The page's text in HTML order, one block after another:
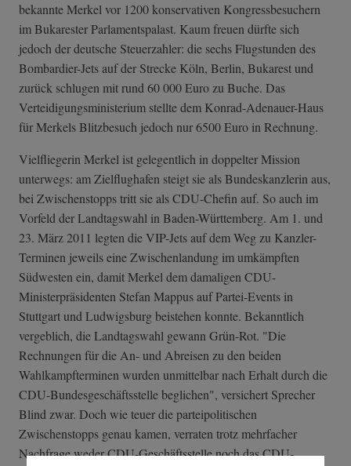
bekannte Merkel vor 1200 konservativen Kongressbesuchern
im Bukarester Parlamentspalast. Kaum freuen dürfte sich
jedoch der deutsche Steuerzahler: die sechs Flugstunden des
Bombardier-Jets auf der Strecke Köln, Berlin, Bukarest und
zurück schlugen mit rund 60 000 Euro zu Buche. Das
Verteidigungsministerium stellte dem Konrad-Adenauer-Haus
für Merkels Blitzbesuch jedoch nur 6500 Euro in Rechnung.
Vielfliegerin Merkel ist gelegentlich in doppelter Mission
unterwegs: am Zielflughafen steigt sie als Bundeskanzlerin aus,
bei Zwischenstopps tritt sie als CDU-Chefin auf. So auch im
Vorfeld der Landtagswahl in Baden-Württemberg. Am 1. und
23. März 2011 legten die VIP-Jets auf dem Weg zu Kanzler-
Terminen jeweils eine Zwischenlandung im umkämpften
Südwesten ein, damit Merkel dem damaligen CDU-
Ministerpräsidenten Stefan Mappus auf Partei-Events in
Stuttgart und Ludwigsburg beistehen konnte. Bekanntlich
vergeblich, die Landtagswahl gewann Grün-Rot. "Die
Rechnungen für die An- und Abreisen zu den beiden
Wahlkampfterminen wurden unmittelbar nach Erhalt durch die
CDU-Bundesgeschäftsstelle beglichen", versichert Sprecher
Blind zwar. Doch wie teuer die parteipolitischen
Zwischenstopps genau kamen, verraten trotz mehrfacher
Nachfrage weder CDU-Geschäftsstelle noch das CDU-